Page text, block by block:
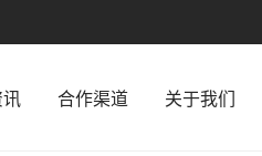
合作渠道 关于我们